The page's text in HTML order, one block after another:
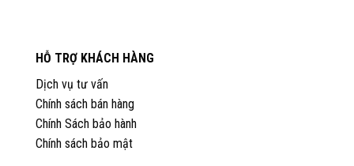
HỖ TRỢ KHÁCH HÀNG
Dịch vụ tư vấn
Chính sách bán hàng
Chính Sách bảo hành
Chính sách bảo mật